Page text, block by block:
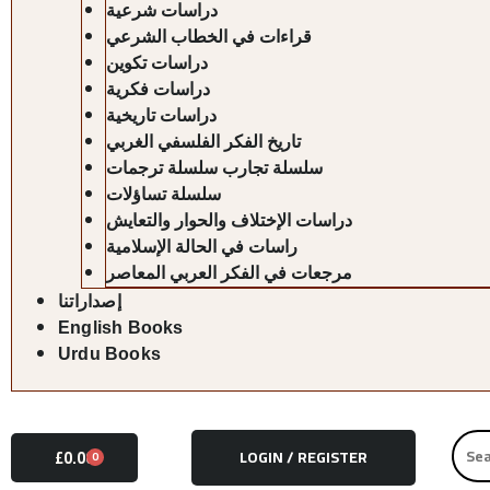
دراسات شرعية
قراءات في الخطاب الشرعي
دراسات تكوين
دراسات فكرية
دراسات تاريخية
تاريخ الفكر الفلسفي الغربي
سلسلة تجارب سلسلة ترجمات
سلسلة تساؤلات
دراسات الإختلاف والحوار والتعايش
راسات في الحالة الإسلامية
مرجعات في الفكر العربي المعاصر
إصداراتنا
English Books
Urdu Books
£0.000CART LOGIN / REGISTER
for: